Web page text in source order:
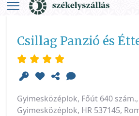
Csillag Panzió és
Gyimesközéplok, Főút 640 szám.,
Gyimesközéplok, HR 537145,